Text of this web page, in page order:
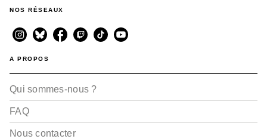
NOS RÉSEAUX
A PROPOS
Qui sommes-nous ?
FAQ
Nous contacter